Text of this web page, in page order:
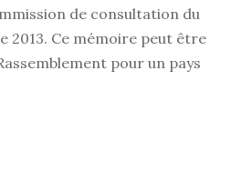
de consultation du
2013. Ce mémoire peut être
pour un pays